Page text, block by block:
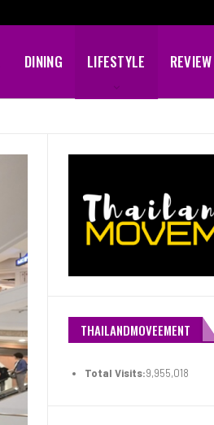
DINING LIFESTYLE REVIEW
THAILANDMOVEEMENT
Total Visits:9,955,018